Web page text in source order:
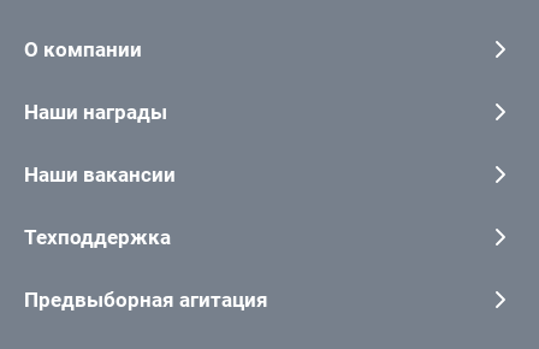
О компании
Наши награды
Наши вакансии
Техподдержка
Предвыборная агитация